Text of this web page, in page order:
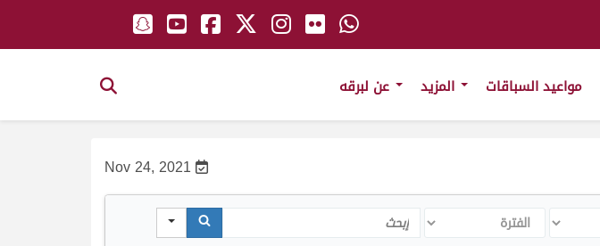
مواعيد السباقات
Nov 24, 2021
الفترة Search